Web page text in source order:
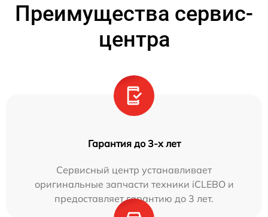
Преимущества сервис-
центра
Гарантия до 3-х лет
Сервисный центр устанавливает
оригинальные запчасти техники iCLEBO и
предоставляет гарантию до 3 лет.